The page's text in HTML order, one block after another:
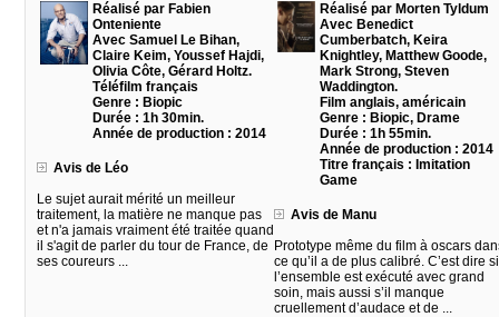
Réalisé par Fabien
Onteniente
Avec Samuel Le Bihan,
Claire Keim, Youssef Hajdi,
Olivia Côte, Gérard Holtz.
Téléfilm français
Genre : Biopic
Durée : 1h 30min.
Année de production : 2014
Avis de Léo
Le sujet aurait mérité un meilleur
traitement, la matière ne manque pas
et n'a jamais vraiment été traitée quand
il s'agit de parler du tour de France, de
ses coureurs ...
Réalisé par Morten Tyldum
Avec Benedict
Cumberbatch, Keira
Knightley, Matthew Goode,
Mark Strong, Steven
Waddington.
Film anglais, américain
Genre : Biopic, Drame
Durée : 1h 55min.
Année de production : 2014
Titre français : Imitation
Game
Avis de Manu
Prototype même du film à oscars
ce qu’il a de plus calibré. C’est dire si
l’ensemble est exécuté avec grand
soin, mais aussi s’il manque
cruellement d’audace et de ...